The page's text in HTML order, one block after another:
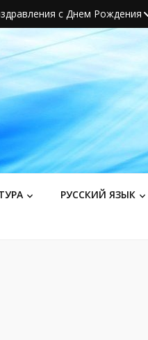
с Днем Рождения
РУССКИЙ ЯЗЫК